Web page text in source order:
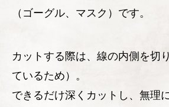
（ゴーグル、マスク）です。
カットする際は、線の内側を切
ているため）。
できるだけ深くカットし、無理